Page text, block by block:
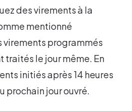
des virements à la
mentionné
programmés
traités le jour même. En
initiés après 14 heures
prochain jour ouvré.